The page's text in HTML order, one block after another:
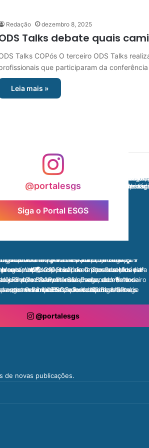
Redação dezembro 8, 2025
Talks debate quais
Talks COPós O terceiro ODS Talks
que participaram da
Leia mais »
@portalesgs
Siga o Portal ESGS
@portalesgs
de novas publicações.